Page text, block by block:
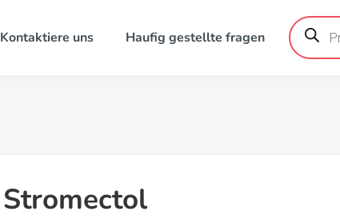
Kontaktiere uns Haufig gestellte fragen
Products
search
Stromectol